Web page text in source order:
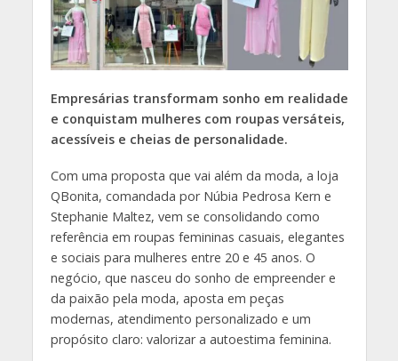
Empresárias transformam sonho em realidade
e conquistam mulheres com roupas versáteis,
acessíveis e cheias de personalidade.
Com uma proposta que vai além da moda, a loja
QBonita, comandada por Núbia Pedrosa Kern e
Stephanie Maltez, vem se consolidando como
referência em roupas femininas casuais, elegantes
e sociais para mulheres entre 20 e 45 anos. O
negócio, que nasceu do sonho de empreender e
da paixão pela moda, aposta em peças
modernas, atendimento personalizado e um
propósito claro: valorizar a autoestima feminina.